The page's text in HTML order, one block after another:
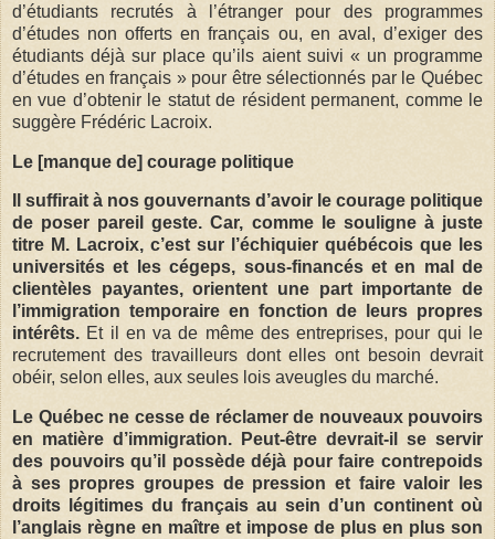
d’étudiants recrutés à l’étranger pour des programmes
d’études non offerts en français ou, en aval, d’exiger des
étudiants déjà sur place qu’ils aient suivi « un programme
d’études en français » pour être sélectionnés par le Québec
en vue d’obtenir le statut de résident permanent, comme le
suggère Frédéric Lacroix.
Le [manque de] courage politique
Il suffirait à nos gouvernants d’avoir le courage politique
de poser pareil geste. Car, comme le souligne à juste
titre M. Lacroix, c’est sur l’échiquier québécois que les
universités et les cégeps, sous-financés et en mal de
clientèles payantes, orientent une part importante de
l’immigration temporaire en fonction de leurs propres
intérêts. Et il en va de même des entreprises, pour qui le
recrutement des travailleurs dont elles ont besoin devrait
obéir, selon elles, aux seules lois aveugles du marché.
Le Québec ne cesse de réclamer de nouveaux pouvoirs
en matière d’immigration. Peut-être devrait-il se servir
des pouvoirs qu’il possède déjà pour faire contrepoids
à ses propres groupes de pression et faire valoir les
droits légitimes du français au sein d’un continent où
l’anglais règne en maître et impose de plus en plus son